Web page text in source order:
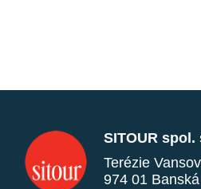
SITOUR spol.
Terézie
974 01